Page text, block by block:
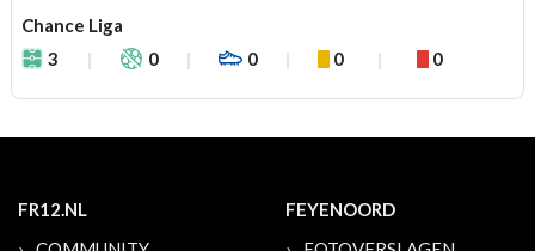
Chance Liga
3
0 0 0 0
FR12.NL
FEYENOORD